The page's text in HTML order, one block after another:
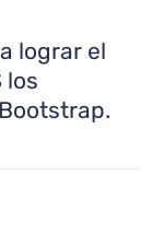
lograr el
los